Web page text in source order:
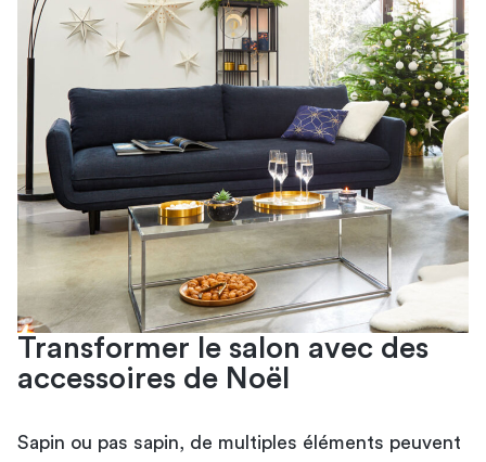
Transformer le salon avec des
accessoires de Noël
Sapin ou pas sapin, de multiples éléments peuvent